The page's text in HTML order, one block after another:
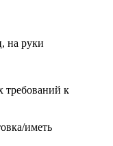
на руки
требований к
иметь